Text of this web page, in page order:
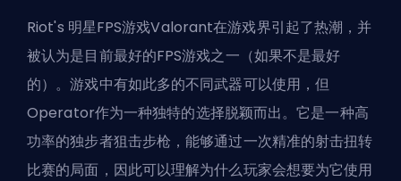
Riot's 明星FPS游戏Valorant在游戏界引起了热潮，并
被认为是目前最好的FPS游戏之一（如果不是最好
的）。游戏中有如此多的不同武器可以使用，但
Operator作为一种独特的选择脱颖而出。它是一种高
功率的独步者狙击步枪，能够通过一次精准的射击扭转
比赛的局面，因此可以理解为什么玩家会想要为它使用